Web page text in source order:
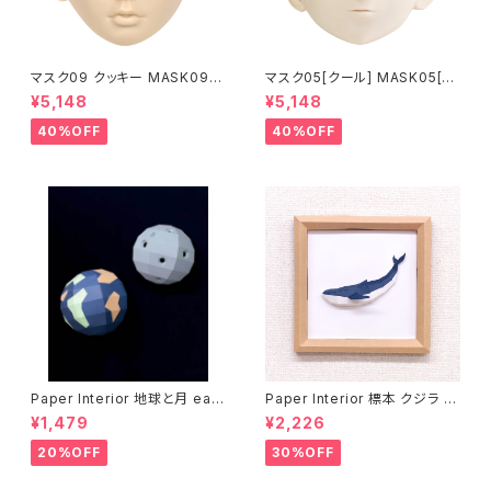
マスク09 クッキー MASK09
“COOKIE”
¥5,148
40%OFF
マスク05[クール] MASK05[C
OOL]
¥5,148
40%OFF
Paper Interior 地球と月 eart
h and moon
¥1,479
20%OFF
Paper Interior 標本 クジラ s
pecimen whale
¥2,226
30%OFF